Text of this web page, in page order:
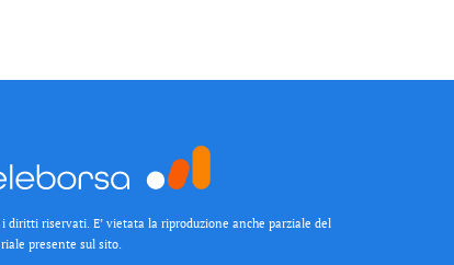
diritti riservati. E’ vietata la riproduzione anche parziale del
presente sul sito.